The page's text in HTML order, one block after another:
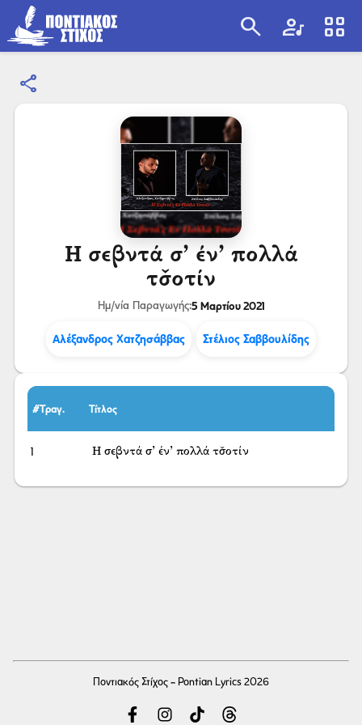
search artist view_cozy
share
Η σεβντά σ’ έν’ πολλά
τσ̌οτίν
Ημ/νία Παραγωγής:5 Μαρτίου 2021
Αλέξανδρος Χατζησάββας Στέλιος Σαββουλίδης
#Τραγ. Τίτλος
1 Η σεβντά σ’ έν’ πολλά τσ̌οτίν
Ποντιακός Στίχος - Pontian Lyrics 2026